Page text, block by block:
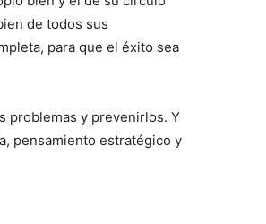
de todos sus
para que el éxito sea
problemas y prevenirlos. Y
pensamiento estratégico y